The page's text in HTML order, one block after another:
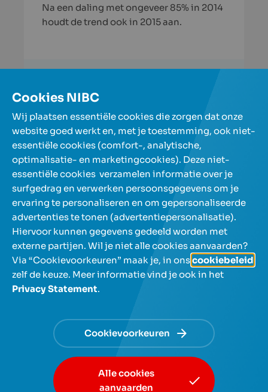
Na een daling met ongeveer 85% in 2014
houdt de trend ook in 2015 aan.
Meer artikels
Onze spaarrekeningen
Over NIBC
Help en contact
NL FR
Algemene voorwaarden
Cookiebeleid en -voorkeuren
Toegankelijkheidsverklaring
Cookies NIBC
Wij plaatsen essentiële cookies die zorgen dat onze
website goed werkt en, met je toestemming, ook niet-
essentiële cookies (comfort-, analytische,
optimalisatie- en marketingcookies). Deze niet-
essentiële cookies verzamelen informatie over je
surfgedrag en verwerken persoonsgegevens om je
ervaring te personaliseren en om gepersonaliseerde
advertenties te tonen (advertentiepersonalisatie).
Hiervoor kunnen gegevens gedeeld worden met
externe partijen. Wil je niet alle cookies aanvaarden?
Via “Cookievoorkeuren” maak je, in onscookiebeleid
zelf de keuze. Meer informatie vind je ook in het
Privacy Statement.
Cookievoorkeuren
Alle cookies
aanvaarden